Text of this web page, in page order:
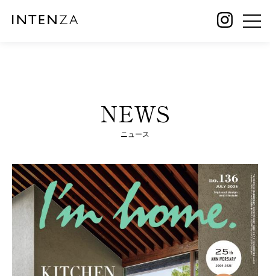
NEWS
ニュース